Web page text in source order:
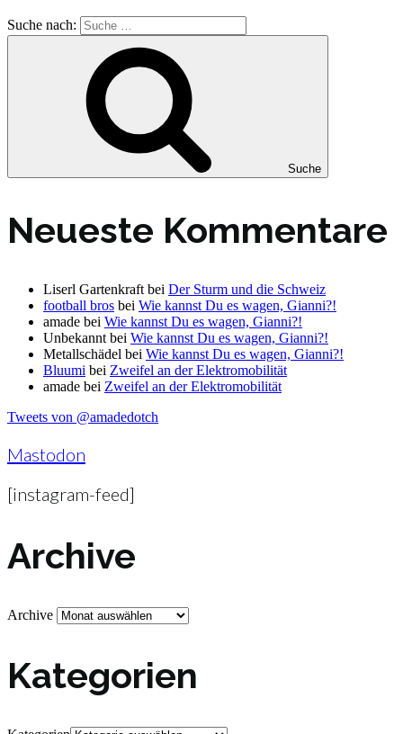
Suche nach:
Suche
Neueste Kommentare
Liserl Gartenkraft bei Der Sturm und die Schweiz
football bros bei Wie kannst Du es wagen, Gianni?!
amade bei Wie kannst Du es wagen, Gianni?!
Unbekannt bei Wie kannst Du es wagen, Gianni?!
Metallschädel bei Wie kannst Du es wagen, Gianni?!
Bluumi bei Zweifel an der Elektromobilität
amade bei Zweifel an der Elektromobilität
Tweets von @amadedotch
Mastodon
[instagram-feed]
Archive
Archive
Kategorien